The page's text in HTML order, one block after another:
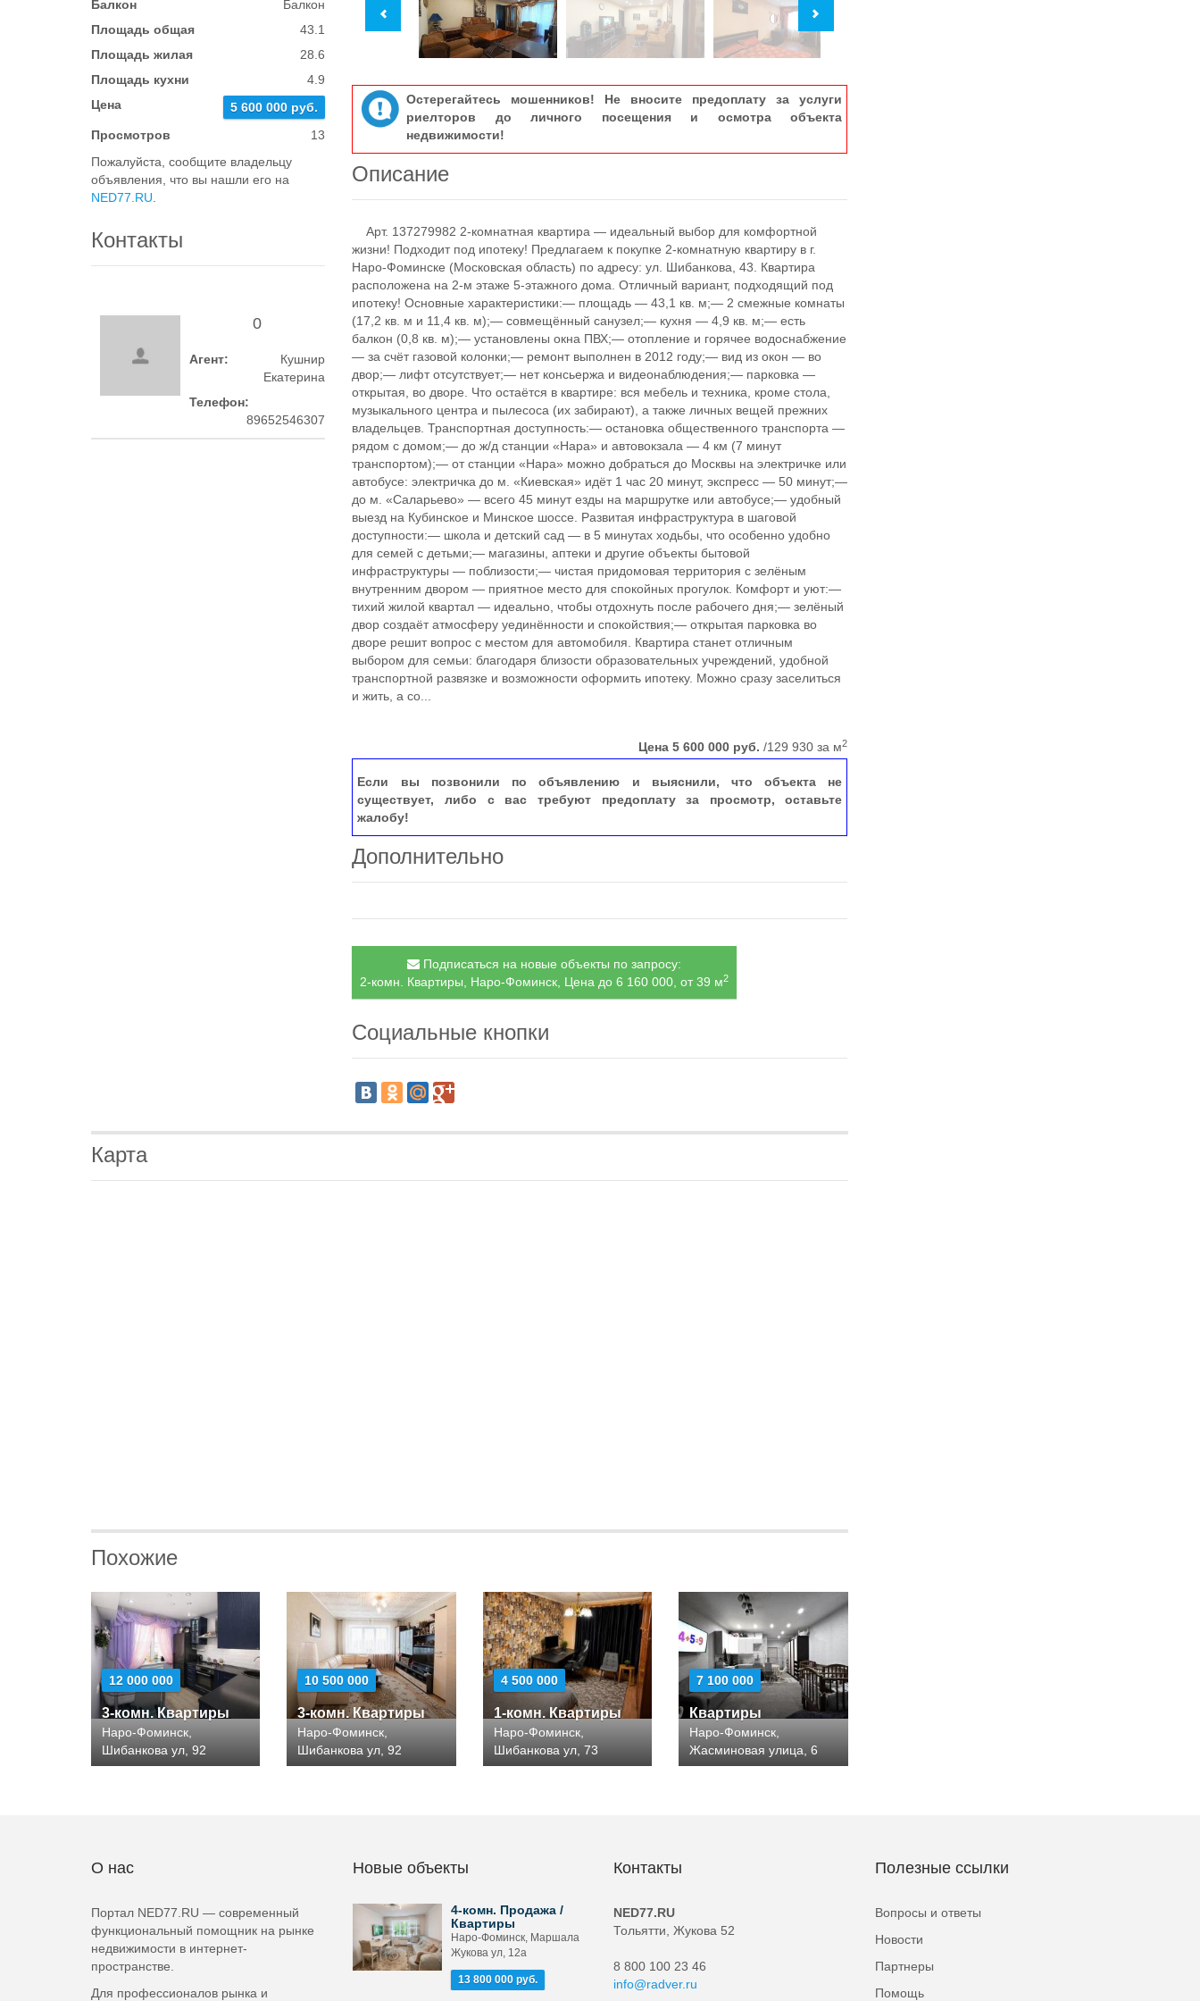
Балкон
Балкон
Площадь общая
43.1
Площадь жилая
28.6
Площадь кухни
4.9
Цена
5 600 000 руб.
Просмотров
13
Пожалуйста, сообщите владельцу
объявления, что вы нашли его на
NED77.RU
Контакты
0
Агент:
Кушнир
Екатерина
Телефон:
89652546307
Остерегайтесь мошенников! Не вносите предоплату за услуги
риелторов до личного посещения и осмотра объекта
недвижимости!
Описание
Арт. 137279982 2-комнатная квартира — идеальный выбор для комфортной
жизни! Подходит под ипотеку! Предлагаем к покупке 2‑комнатную квартиру в г.
Наро‑Фоминске (Московская область) по адресу: ул. Шибанкова, 43. Квартира
расположена на 2‑м этаже 5‑этажного дома. Отличный вариант, подходящий под
ипотеку! Основные характеристики:— площадь — 43,1 кв. м;— 2 смежные комнаты
(17,2 кв. м и 11,4 кв. м);— совмещённый санузел;— кухня — 4,9 кв. м;— есть
балкон (0,8 кв. м);— установлены окна ПВХ;— отопление и горячее водоснабжение
— за счёт газовой колонки;— ремонт выполнен в 2012 году;— вид из окон — во
двор;— лифт отсутствует;— нет консьержа и видеонаблюдения;— парковка —
открытая, во дворе. Что остаётся в квартире: вся мебель и техника, кроме стола,
музыкального центра и пылесоса (их забирают), а также личных вещей прежних
владельцев. Транспортная доступность:— остановка общественного транспорта —
рядом с домом;— до ж/д станции «Нара» и автовокзала — 4 км (7 минут
транспортом);— от станции «Нара» можно добраться до Москвы на электричке или
автобусе: электричка до м. «Киевская» идёт 1 час 20 минут, экспресс — 50 минут;—
до м. «Саларьево» — всего 45 минут езды на маршрутке или автобусе;— удобный
выезд на Кубинское и Минское шоссе. Развитая инфраструктура в шаговой
доступности:— школа и детский сад — в 5 минутах ходьбы, что особенно удобно
для семей с детьми;— магазины, аптеки и другие объекты бытовой
инфраструктуры — поблизости;— чистая придомовая территория с зелёным
внутренним двором — приятное место для спокойных прогулок. Комфорт и уют:—
тихий жилой квартал — идеально, чтобы отдохнуть после рабочего дня;— зелёный
двор создаёт атмосферу уединённости и спокойствия;— открытая парковка во
дворе решит вопрос с местом для автомобиля. Квартира станет отличным
выбором для семьи: благодаря близости образовательных учреждений, удобной
транспортной развязке и возможности оформить ипотеку. Можно сразу заселиться
и жить, а со...
Цена5 600 000 руб. /129 930 за м2
Если вы позвонили по объявлению и выяснили, что объекта не
существует, либо с вас требуют предоплату за просмотр, оставьте
жалобу!
Дополнительно
Подписаться на новые объекты по запросу:
2-комн. Квартиры, Наро-Фоминск, Цена до 6 160 000, от 39 м2
Социальные кнопки
Карта
Похожие
12 000 000
3-комн. Квартиры
Наро-Фоминск,
Шибанкова ул, 92
10 500 000
3-комн. Квартиры
Наро-Фоминск,
Шибанкова ул, 92
4 500 000
1-комн. Квартиры
Наро-Фоминск,
Шибанкова ул, 73
7 100 000
Квартиры
Наро-Фоминск,
Жасминовая улица, 6
О нас
Портал NED77.RU — современный
функциональный помощник на рынке
недвижимости в интернет-
пространстве.
Для профессионалов рынка и
Новые объекты
4-комн. Продажа /
Квартиры
Наро-Фоминск, Маршала
Жукова ул, 12а
13 800 000 руб.
Контакты
NED77.RU
Тольятти, Жукова 52
8 800 100 23 46
info@radver.ru
Полезные ссылки
Вопросы и ответы
Новости
Партнеры
Помощь